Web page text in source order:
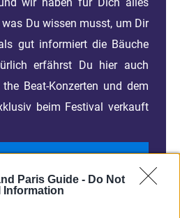
Paris Guide - Do Not
Information
wir haben für Dich alles
Du wissen musst, um Dir
gut informiert die Bäuche
erfährst Du hier auch
Beat-Konzerten und dem
beim Festival verkauft